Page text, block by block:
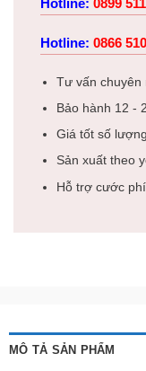
Hotline: 0866
Tư vấn chuyên
Bảo hành 12 -
Giá tốt số
Sản xuất theo
Hỗ trợ cước
MÔ TẢ SẢN PHẨM